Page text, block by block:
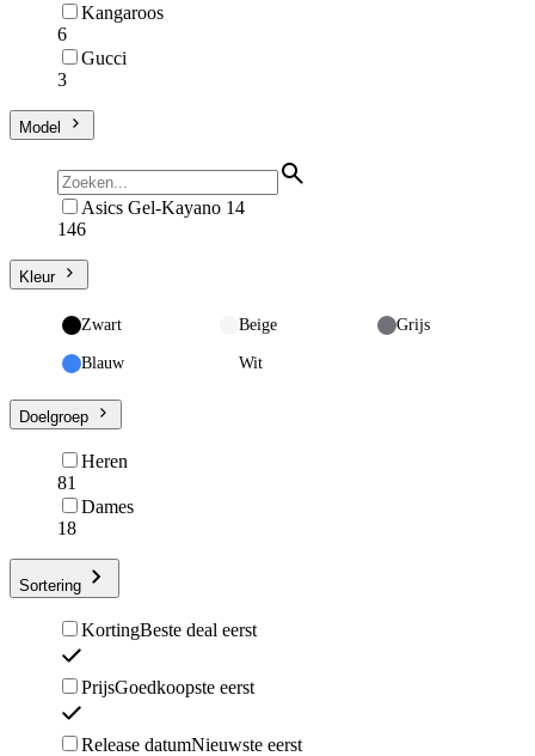
Kangaroos
6
Gucci
3
Model
Asics Gel-Kayano 14
146
Kleur
Zwart Beige Grijs
Blauw Wit
Doelgroep
Heren
81
Dames
18
Sortering
KortingBeste deal eerst
PrijsGoedkoopste eerst
Release datumNieuwste eerst